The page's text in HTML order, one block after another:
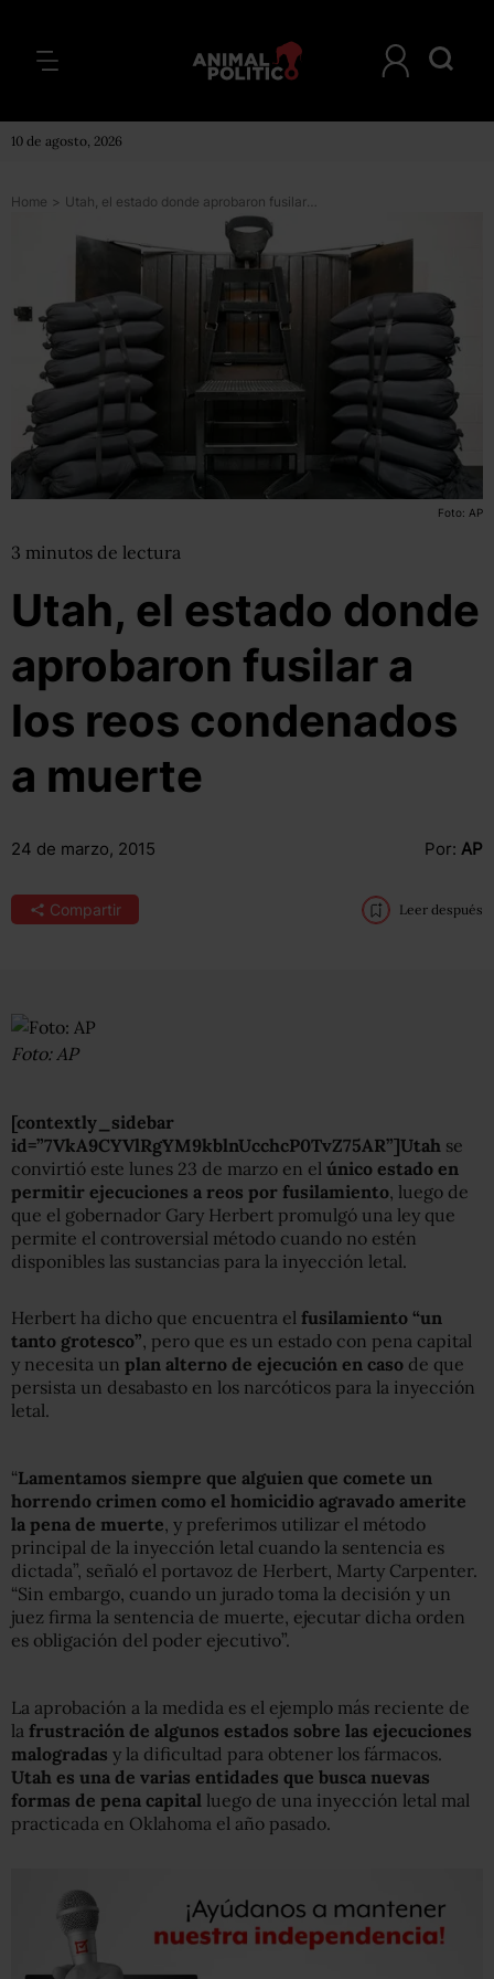
10 de agosto, 2026
Home > Utah, el estado donde aprobaron fusilar a los reos condenados a muerte
Foto: AP
3 minutos de lectura
Utah, el estado donde
aprobaron fusilar a
los reos condenados
a muerte
24 de marzo, 2015 Por: AP
Compartir Leer después
Foto: AP
[contextly_sidebar
id=”7VkA9CYVlRgYM9kblnUcchcP0TvZ75AR”]Utah se
convirtió este lunes 23 de marzo en el único estado en
permitir ejecuciones a reos por fusilamiento, luego de
que el gobernador Gary Herbert promulgó una ley que
permite el controversial método cuando no estén
disponibles las sustancias para la inyección letal.
Herbert ha dicho que encuentra el fusilamiento “un
tanto grotesco”, pero que es un estado con pena capital
y necesita un plan alterno de ejecución en caso de que
persista un desabasto en los narcóticos para la inyección
letal.
“Lamentamos siempre que alguien que comete un
horrendo crimen como el homicidio agravado amerite
la pena de muerte, y preferimos utilizar el método
principal de la inyección letal cuando la sentencia es
dictada”, señaló el portavoz de Herbert, Marty Carpenter.
“Sin embargo, cuando un jurado toma la decisión y un
juez firma la sentencia de muerte, ejecutar dicha orden
es obligación del poder ejecutivo”.
La aprobación a la medida es el ejemplo más reciente de
la frustración de algunos estados sobre las ejecuciones
malogradas y la dificultad para obtener los fármacos.
Utah es una de varias entidades que busca nuevas
formas de pena capital luego de una inyección letal mal
practicada en Oklahoma el año pasado.